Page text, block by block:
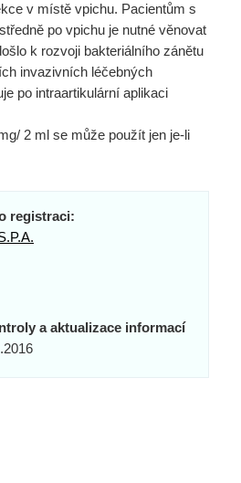
v místě vpichu. Pacientům s
po vpichu je nutné věnovat
k rozvoji bakteriálního zánětu
invazivních léčebných
po intraartikulární aplikaci
2 ml se může použít jen je-li
registraci:
a aktualizace informací